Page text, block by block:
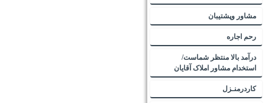
مشاور وپشتیبان
رحم اجاره
درآمد بالا منتظر شماست/
استخدام مشاور املاک آقایان
کاردرمنـزل